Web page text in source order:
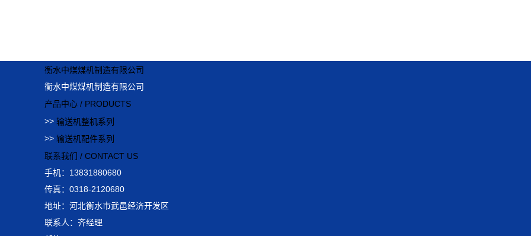
衡水中煤煤机制造有限公司
衡水中煤煤机制造有限公司
产品中心 / PRODUCTS
>> 输送机整机系列
>> 输送机配件系列
联系我们 / CONTACT US
手机：13831880680
传真：0318-2120680
地址：河北衡水市武邑经济开发区
联系人：齐经理